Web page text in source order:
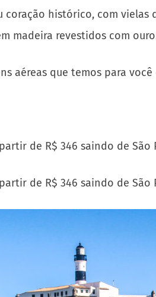
histórico, com
madeira revestidos com
aéreas que temos para